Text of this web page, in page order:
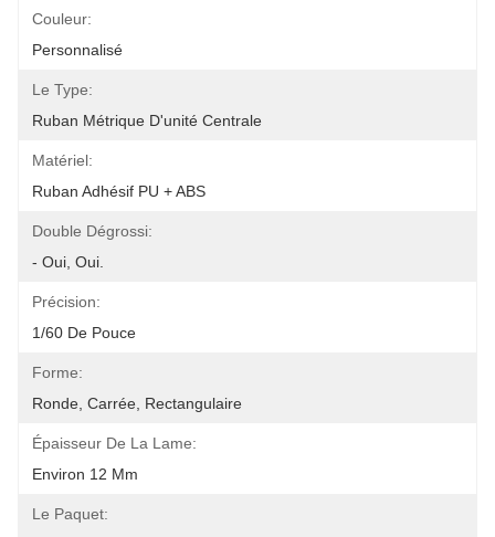
Couleur:
Personnalisé
Le Type:
Ruban Métrique D'unité Centrale
Matériel:
Ruban Adhésif PU + ABS
Double Dégrossi:
- Oui, Oui.
Précision:
1/60 De Pouce
Forme:
Ronde, Carrée, Rectangulaire
Épaisseur De La Lame:
Environ 12 Mm
Le Paquet: